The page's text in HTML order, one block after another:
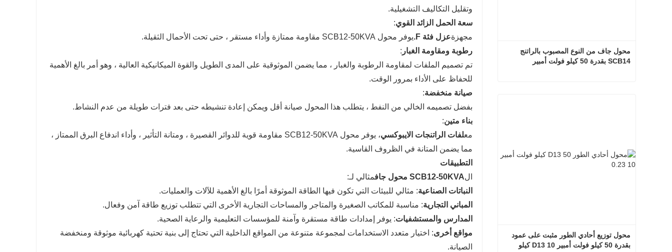
وتقليل التكاليف التشغيلية.
سعة الحمل الزائد القوي:
مجهزةعزل فئة F.
يوفر محول SCB12-50KVA مقاومة ممتازة وأداء مستقر ، حتى تحت الأحمال الثقيلة.
رطوبة ومقاومة الغبار :
تم تصميم الملفات لمقاومة الرطوبة والغبار ، مما يضمن الموثوقية على المدى الطويل والقوة الميكانيكية العالية ، وهو أمر بالغ الأهمية
للحفاظ على الأداء بمرور الوقت.
صيانة منخفضة:
بفضل تصميمه الخالي من النفط ، يتطلب هذا المحول صيانة أقل ويمكن إعادة تنشيطه حتى بعد فترات طويلة من عدم النشاط.
بناء متين:
معلفات الراتنجات الايبوكسي
، يوفر محول SCB12-50KVA مقاومة قوية للدوائر القصيرة ، ومتانة التأثير ، وأداء اندفاع البرق الممتاز ،
مما يضمن المتانة في الظروف القاسية.
التطبيقات
الSCB12-50KVA محول جاف
مثالي لـ:
النباتات الصناعية: مثالي للبيئات التي تكون فيها الطاقة الموثوقة أمرًا بالغ الأهمية للآلات والعمليات.
المباني التجارية: مناسبة للمكاتب الصغيرة والمتاجر والمساحات التجارية الأخرى التي تتطلب توزيع طاقة آمن وفعال.
المدارس والمستشفيات: يوفر إمدادات طاقة مستقرة وآمنة للمؤسسات التعليمية والرعاية الصحية.
مواقع أخرى: اختيار متعدد الاستخدامات لمجموعة متنوعة من المواقع الداخلية التي تحتاج إلى بنية تحتية كهربائية موثوقة ومنخفضة
الصيانة.
SCB14 بقدرة 50 كيلو فولت أمبير